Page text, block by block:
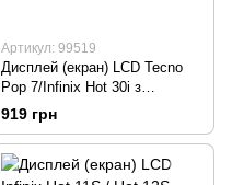
Артикул: 99519
Дисплей (екран) LCD Tecno
Pop 7/Infinix Hot 30i з
touchscreen Black Original
919 грн